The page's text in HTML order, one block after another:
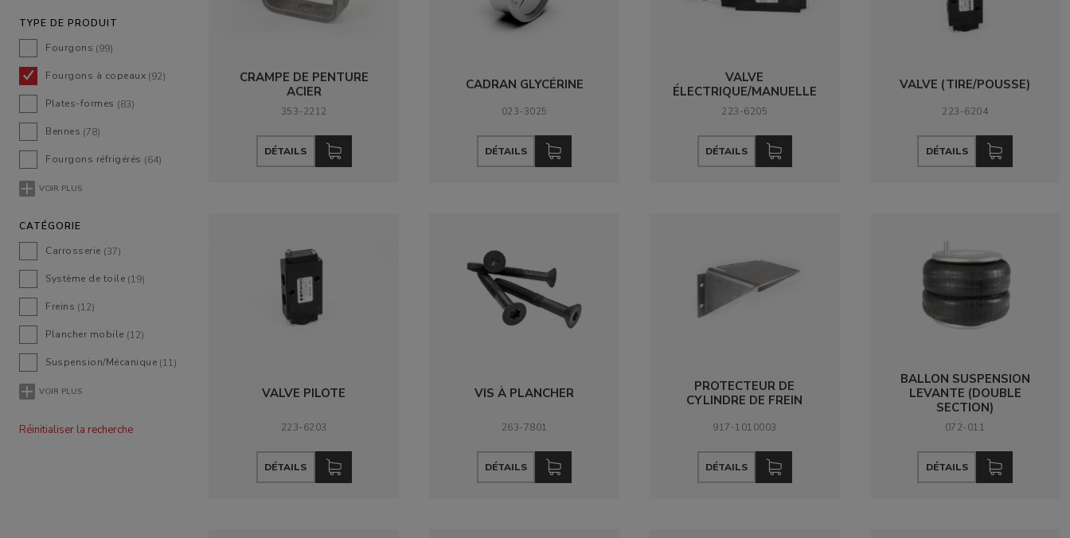
TYPE DE PRODUIT
Fourgons (99)
Fourgons à copeaux (92)
Plates-formes (83)
Bennes (78)
Fourgons réfrigérés (64)
VOIR PLUS
CATÉGORIE
Carrosserie (37)
Système de toile (19)
Freins (12)
Plancher mobile (12)
Suspension/Mécanique (11)
VOIR PLUS
Réinitialiser la recherche
CRAMPE DE PENTURE
ACIER
353-2212
DÉTAILS
CADRAN GLYCÉRINE
023-3025
DÉTAILS
VALVE
ÉLECTRIQUE/MANUELLE
223-6205
DÉTAILS
VALVE (TIRE/POUSSE)
223-6204
DÉTAILS
VALVE PILOTE
223-6203
DÉTAILS
VIS À PLANCHER
263-7801
DÉTAILS
PROTECTEUR DE
CYLINDRE DE FREIN
917-1010003
DÉTAILS
BALLON SUSPENSION
LEVANTE (DOUBLE
SECTION)
072-011
DÉTAILS